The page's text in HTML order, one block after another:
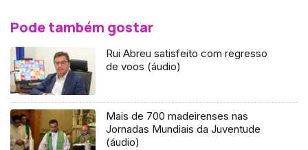
Pode também gostar
Rui Abreu satisfeito com regresso
de voos (áudio)
Mais de 700 madeirenses nas
Jornadas Mundiais da Juventude
(áudio)